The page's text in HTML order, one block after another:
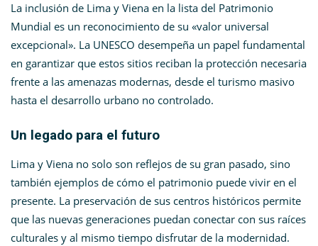
La inclusión de Lima y Viena en la lista del Patrimonio
Mundial es un reconocimiento de su «valor universal
excepcional». La UNESCO desempeña un papel fundamental
en garantizar que estos sitios reciban la protección necesaria
frente a las amenazas modernas, desde el turismo masivo
hasta el desarrollo urbano no controlado.
Un legado para el futuro
Lima y Viena no solo son reflejos de su gran pasado, sino
también ejemplos de cómo el patrimonio puede vivir en el
presente. La preservación de sus centros históricos permite
que las nuevas generaciones puedan conectar con sus raíces
culturales y al mismo tiempo disfrutar de la modernidad.